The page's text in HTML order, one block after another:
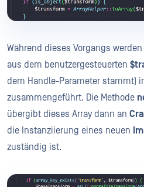
Während dieses Vorgangs
aus dem benutzergesteuerten
dem Handle-Parameter stammt)
zusammengeführt. Die Methode
übergibt dieses Array dann an
die Instanziierung eines neuen
zuständig ist.